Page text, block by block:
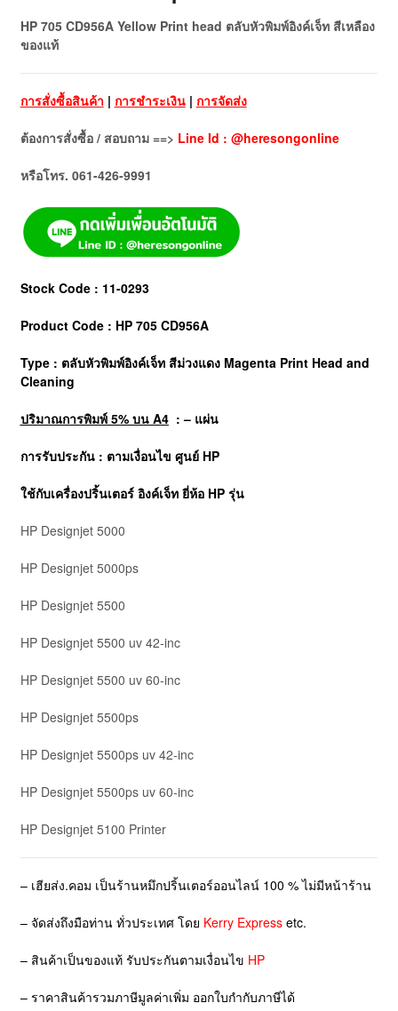
HP 705 CD956A Yellow Print head ตลับหัวพิมพ์อิงค์เจ็ท สีเหลือง
ของแท้
การสั่งซื้อสินค้า | การชำระเงิน| การจัดส่ง
ต้องการสั่งซื้อ / สอบถาม ==> Line Id : @heresongonline
หรือโทร. 061-426-9991
Stock Code : 11-0293
Product Code : HP 705 CD956A
Type : ตลับหัวพิมพ์อิงค์เจ็ท สีม่วงแดง Magenta Print Head and
Cleaning
ปริมาณการพิมพ์ 5% บน A4: – แผ่น
การรับประกัน : ตามเงื่อนไข ศูนย์ HP
ใช้กับเครื่องปริ้นเตอร์ อิงค์เจ็ท ยี่ห้อ HPรุ่น
HP Designjet 5000
HP Designjet 5000ps
HP Designjet 5500
HP Designjet 5500 uv 42-inc
HP Designjet 5500 uv 60-inc
HP Designjet 5500ps
HP Designjet 5500ps uv 42-inc
HP Designjet 5500ps uv 60-inc
HP Designjet 5100 Printer
– เฮียส่ง.คอม เป็นร้านหมึกปริ้นเตอร์ออนไลน์ 100 % ไม่มีหน้าร้าน
– จัดส่งถึงมือท่าน ทั่วประเทศ โดย Kerry Expressetc.
– สินค้าเป็นของแท้ รับประกันตามเงื่อนไข HP
– ราคาสินค้ารวมภาษีมูลค่าเพิ่ม ออกใบกำกับภาษีได้